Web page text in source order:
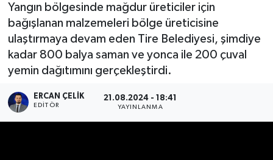
Yangın bölgesinde mağdur üreticiler için
bağışlanan malzemeleri bölge üreticisine
ulaştırmaya devam eden Tire Belediyesi, şimdiye
kadar 800 balya saman ve yonca ile 200 çuval
yemin dağıtımını gerçekleştirdi.
ERCAN ÇELIK
EDITÖR
21.08.2024 - 18:41
YAYINLANMA
Tüm Manşetler
Son Dakika Haberleri
Haber Arşivi